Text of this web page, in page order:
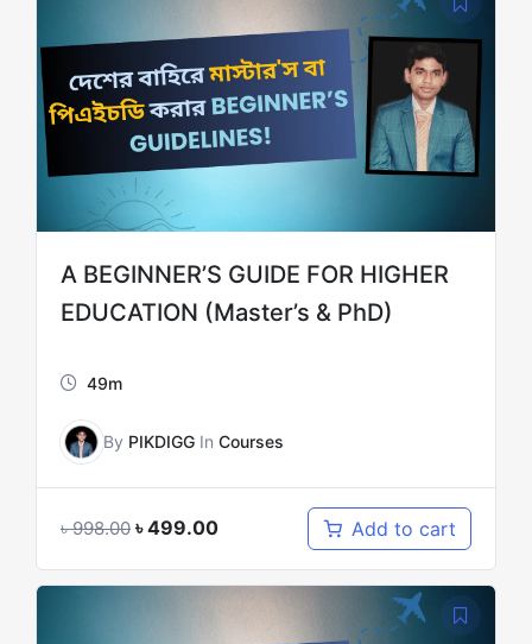
A BEGINNER’S GUIDE FOR HIGHER
EDUCATION (Master’s & PhD)
49m
By PIKDIGG In Courses
৳998.00 ৳499.00 Add to cart